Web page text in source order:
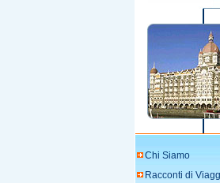
Chi Siamo
Racconti di